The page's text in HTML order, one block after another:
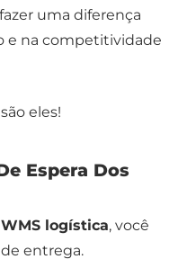
uma diferença
e na competitividade
eles!
Espera Dos
WMS logística, você
entrega.